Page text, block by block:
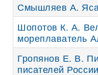
Смышляев А.
Шопотов К. А.
мореплаватель
Гропянов Е. В.
писателей